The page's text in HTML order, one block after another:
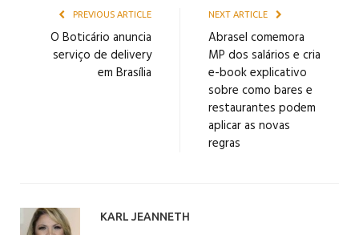
PREVIOUS ARTICLE
O Boticário anuncia
serviço de delivery
em Brasília
NEXT ARTICLE
Abrasel comemora
MP dos salários e cria
e-book explicativo
sobre como bares e
restaurantes podem
aplicar as novas
regras
KARL JEANNETH